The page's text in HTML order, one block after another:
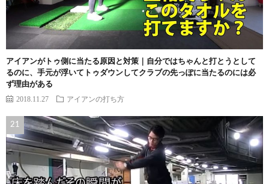
アイアンがトゥ側に当たる原因と対策｜自分ではちゃんと打とうとして
るのに、手元が浮いてトゥダウンしてクラブの先っぽに当たるのには必
ず理由がある
2018.11.27 アイアンの打ち方